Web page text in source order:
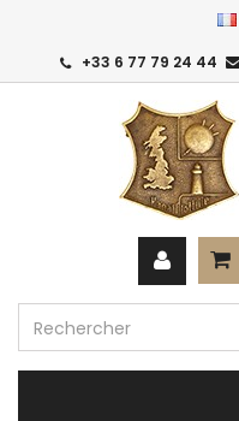
+33 6 77 79 24 44